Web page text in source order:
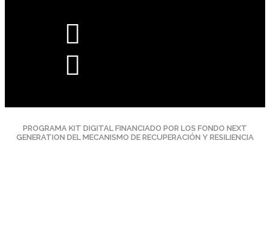
PROGRAMA KIT DIGITAL FINANCIADO POR LOS FONDO NEXT
GENERATION DEL MECANISMO DE RECUPERACIÓN Y RESILIENCIA